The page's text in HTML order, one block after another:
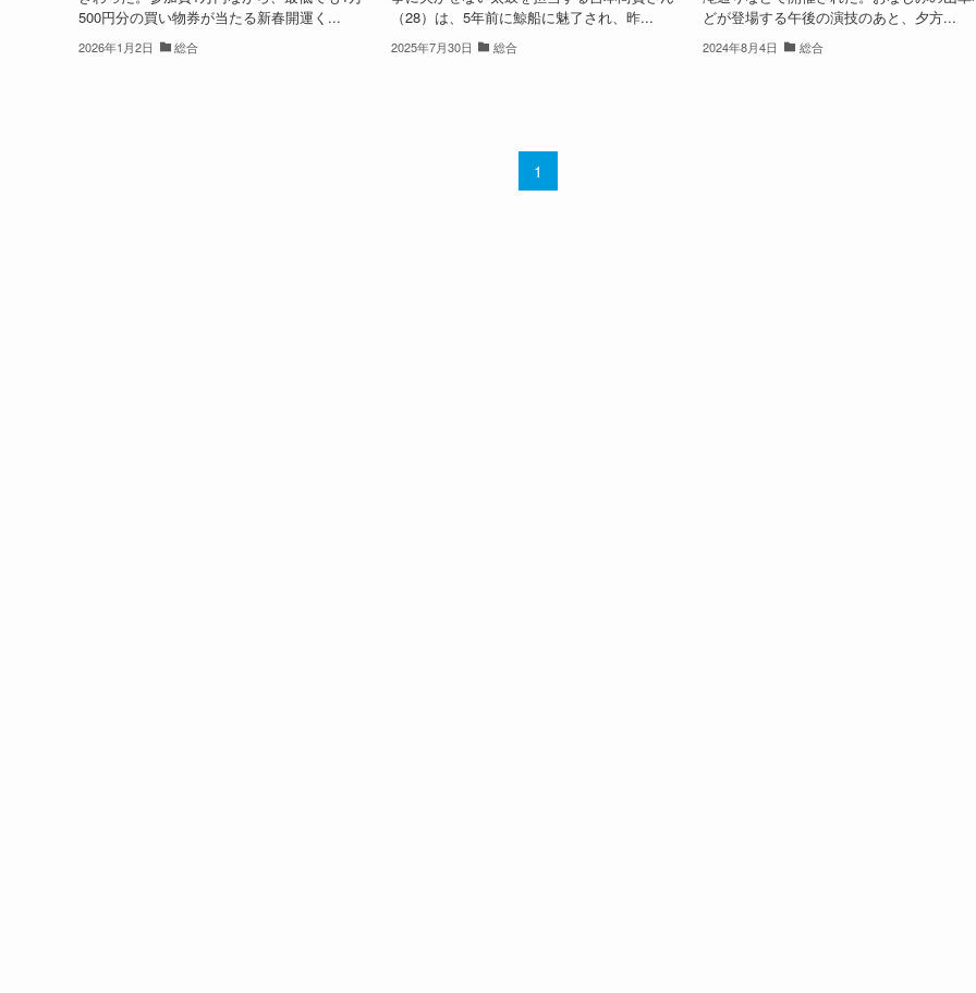
500円分の買い物券が当たる新春開運く...
2026年1月2日 総合
（28）は、5年前に鯨船に魅了され、昨...
2025年7月30日 総合
どが登場する午後の演技のあと、夕方...
2024年8月4日 総合
1